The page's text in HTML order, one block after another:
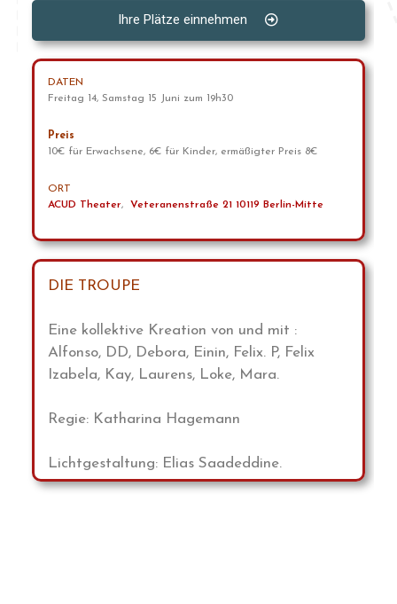
Ihre Plätze einnehmen
DATEN
Freitag 14, Samstag 15 Juni zum 19h30
Preis
10€ für Erwachsene, 6€ für Kinder, ermäßigter Preis 8€
ORT
ACUD Theater,Veteranenstraße 21 10119 Berlin-Mitte
DIE TROUPE
Eine kollektive Kreation von und mit :
Alfonso, DD, Debora, Einin, Felix. P, Felix
Izabela, Kay, Laurens, Loke, Mara.
Regie: Katharina Hagemann
Lichtgestaltung: Elias Saadeddine.